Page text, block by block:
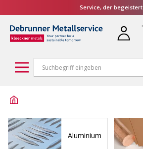
Service, der begeistert
Aluminium